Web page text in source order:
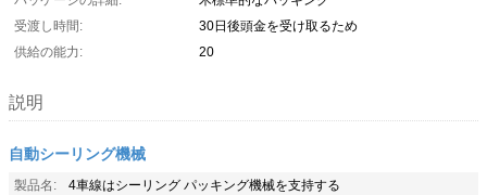
受渡し時間:
30日後頭金を受け取るため
供給の能力:
20
説明
自動シーリング機械
製品名:
4車線はシーリング パッキング機械を支持する